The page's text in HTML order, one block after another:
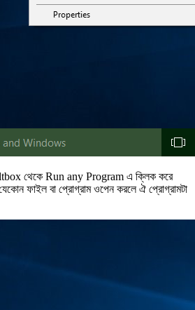
থেকে Run any Program এ ক্লিক করে
ফাইল বা প্রোগ্রাম ওপেন করলে ঐ প্রোগ্রামটা